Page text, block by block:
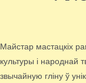
Майстар мастацкіх
культуры і народнай
звычайную гліну ў